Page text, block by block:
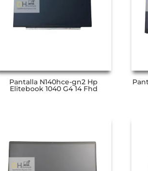
Pantalla N140hce-gn2 Hp
Elitebook 1040 G4 14 Fhd